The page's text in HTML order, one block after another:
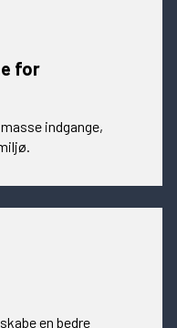
for
indgange,
en bedre